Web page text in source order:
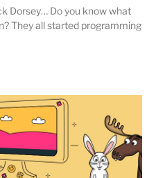
Dorsey… Do you know what
They all started programming